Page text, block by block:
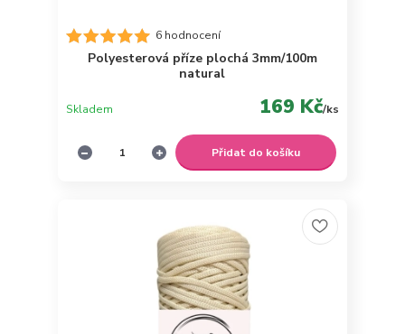
6 hodnocení
Polyesterová příze plochá 3mm/100m
natural
169 Kč/ks
Skladem
Přidat do košíku